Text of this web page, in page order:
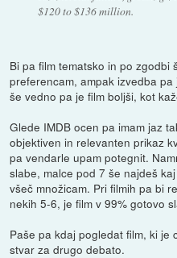
$120 to $136 million.
Bi pa film tematsko in po zgodbi
preferencam, ampak izvedba
še vedno pa je film boljši, kot
Glede IMDB ocen pa imam jaz
objektiven in relevanten prikaz
pa vendarle upam potegnit.
slabe, malce pod 7 še najdeš
všeč množicam. Pri filmih pa bi
nekih 5-6, je film v 99% gotovo
Paše pa kdaj pogledat film, ki je
stvar za drugo debato.